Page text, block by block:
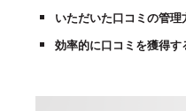
いただいた口コミの管理
効率的に口コミを獲得す